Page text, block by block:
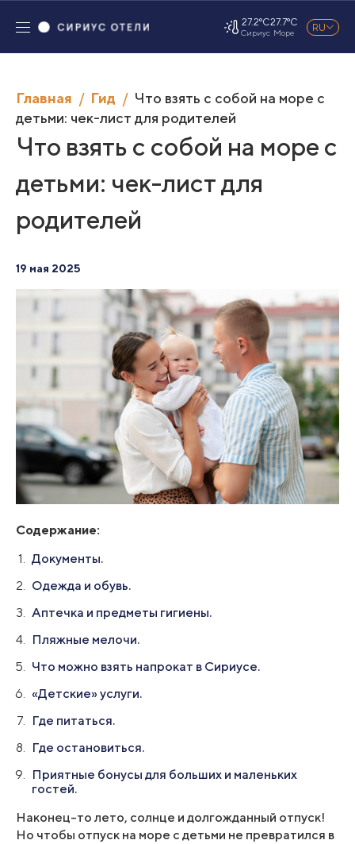
27.2°C
Сириус
27.7°C
Море RU
Главная Гид
Что взять с собой на море с
детьми: чек-лист для родителей
Что взять с собой на море с
детьми: чек-лист для
родителей
19 мая 2025
Содержание:
Документы.
Одежда и обувь.
Аптечка и предметы гигиены.
Пляжные мелочи.
Что можно взять напрокат в Сириусе.
«Детские» услуги.
Где питаться.
Где остановиться.
Приятные бонусы для больших и маленьких
гостей.
Наконец-то лето, солнце и долгожданный отпуск!
Но чтобы отпуск на море с детьми не превратился в